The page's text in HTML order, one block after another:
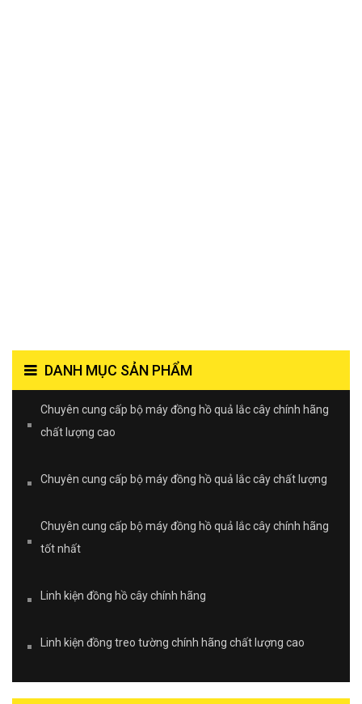
DANH MỤC SẢN PHẨM
Chuyên cung cấp bộ máy đồng hồ quả lắc cây chính hãng
chất lượng cao
Chuyên cung cấp bộ máy đồng hồ quả lắc cây chất lượng
Chuyên cung cấp bộ máy đồng hồ quả lắc cây chính hãng
tốt nhất
Linh kiện đồng hồ cây chính hãng
Linh kiện đồng treo tường chính hãng chất lượng cao